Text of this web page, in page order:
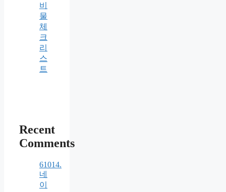
비
물
체
크
리
스
트
Recent
Comments
61014.
네
이